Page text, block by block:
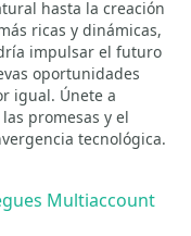
hasta la creación
ricas y dinámicas,
impulsar el futuro
oportunidades
igual. Únete a
promesas y el
tecnológica.
Multiaccount